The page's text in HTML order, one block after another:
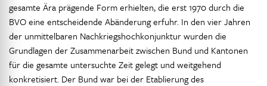
gesamte Ära prägende Form erhielten, die erst 1970 durch die
BVO eine entscheidende Abänderung erfuhr. In den vier Jahren
der unmittelbaren Nachkriegshochkonjunktur wurden die
Grundlagen der Zusammenarbeit zwischen Bund und Kantonen
für die gesamte untersuchte Zeit gelegt und weitgehend
konkretisiert. Der Bund war bei der Etablierung des